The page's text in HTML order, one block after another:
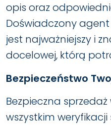
opis oraz
Doświadczony agent
jest najważniejszy i
docelowej, którą
Bezpieczeństwo
Bezpieczna
wszystkim